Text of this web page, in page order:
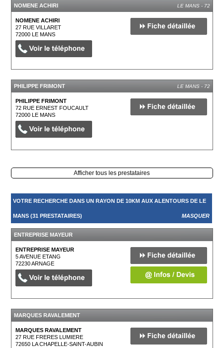
NOMENE ACHIRI LE MANS - 72
NOMENE ACHIRI
27 RUE VILLARET
72000LE MANS
PHILIPPE FRIMONT LE MANS - 72
PHILIPPE FRIMONT
72 RUE ERNEST FOUCAULT
72000LE MANS
Afficher tous les prestataires
VOTRE RECHERCHE DANS UN RAYON DE 10KM AUX ALENTOURS DE LE
MANS (31 PRESTATAIRES) MASQUER
ENTREPRISE MAYEUR
ENTREPRISE MAYEUR
5 AVENUE ETANG
72230ARNAGE
MARQUES RAVALEMENT
MARQUES RAVALEMENT
27 RUE FRERES LUMIERE
72650LA CHAPELLE-SAINT-AUBIN